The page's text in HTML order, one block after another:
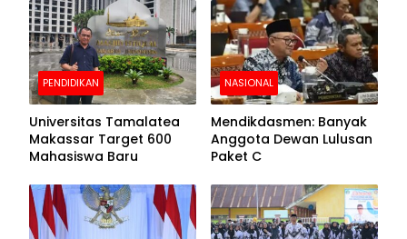
PENDIDIKAN
Universitas Tamalatea
Makassar Target 600
Mahasiswa Baru
NASIONAL
Mendikdasmen: Banyak
Anggota Dewan Lulusan
Paket C